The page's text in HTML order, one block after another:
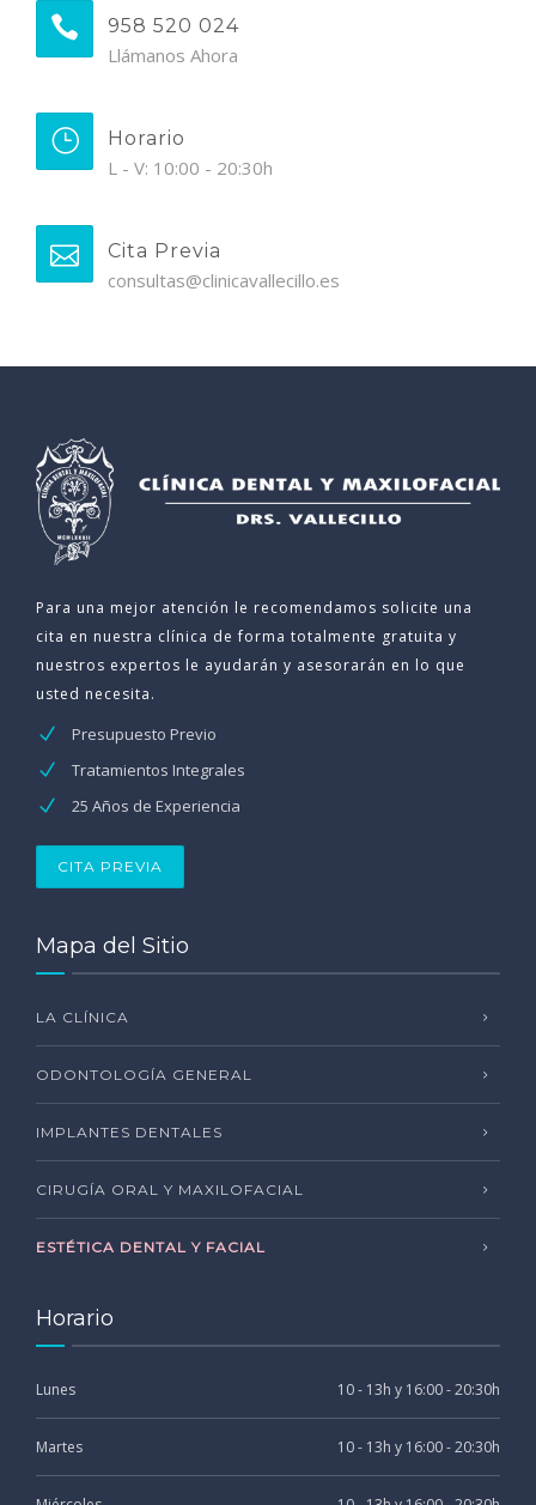
958 520 024
Llámanos Ahora
Horario
L - V: 10:00 - 20:30h
Cita Previa
consultas@clinicavallecillo.es
Para una mejor atención le recomendamos solicite una
cita en nuestra clínica de forma totalmente gratuita y
nuestros expertos le ayudarán y asesorarán en lo que
usted necesita.
Presupuesto Previo
Tratamientos Integrales
25 Años de Experiencia
CITA PREVIA
Mapa del Sitio
LA CLÍNICA
ODONTOLOGÍA GENERAL
IMPLANTES DENTALES
CIRUGÍA ORAL Y MAXILOFACIAL
ESTÉTICA DENTAL Y FACIAL
Horario
Lunes 10 - 13h y 16:00 - 20:30h
Martes 10 - 13h y 16:00 - 20:30h